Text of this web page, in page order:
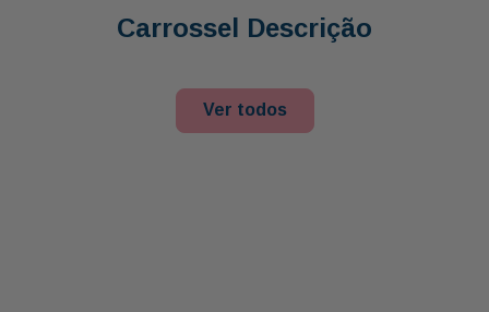
Carrossel Descrição
Ver todos